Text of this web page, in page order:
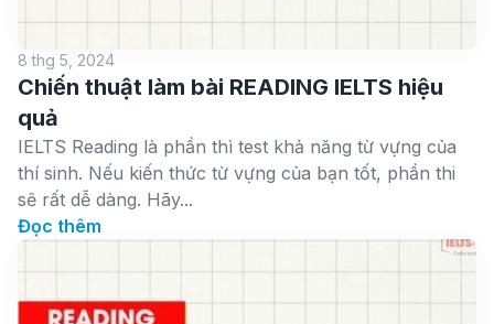
8 thg 5, 2024
Chiến thuật làm bài READING IELTS hiệu
quả
IELTS Reading là phần thì test khả năng từ vựng của
thí sinh. Nếu kiến thức từ vựng của bạn tốt, phần thi
sẽ rất dễ dàng. Hãy...
Đọc thêm